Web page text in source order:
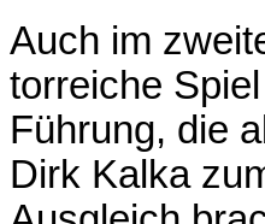
Auch im
torreiche
Führung, die
Dirk Kalka